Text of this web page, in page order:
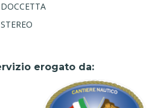
DOCCETTA
STEREO
erogato da: